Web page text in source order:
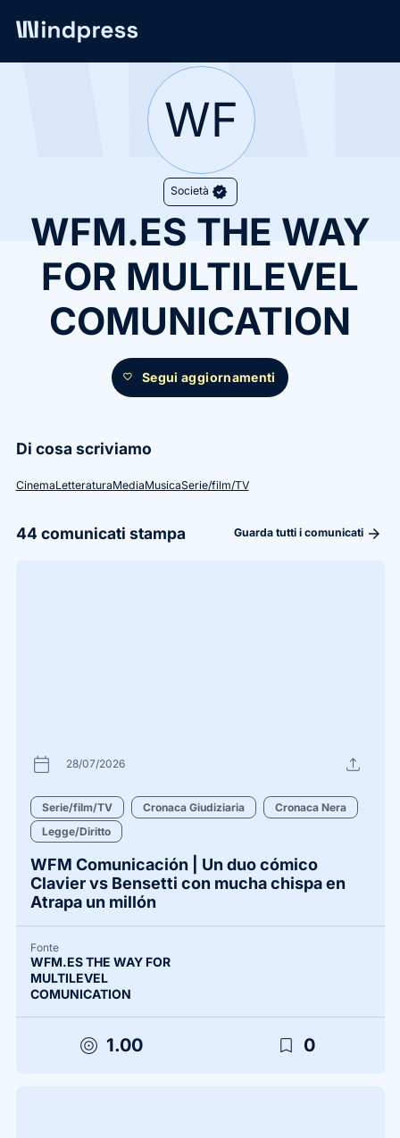
Network/Società
WF
Società verified
WFM.ES THE WAY
FOR MULTILEVEL
COMUNICATION
favorite Segui aggiornamenti
Di cosa scriviamo
CinemaLetteraturaMediaMusicaSerie/film/TV
44 comunicati stampa Guarda tutti i comunicati arrow_forward
calendar_today 28/07/2026 upload
Serie/film/TV Cronaca Giudiziaria
Cronaca Nera
Legge/Diritto
WFM Comunicación | Un duo cómico
Clavier vs Bensetti con mucha chispa en
Atrapa un millón
Fonte
WFM.ES THE WAY FOR
MULTILEVEL
COMUNICATION
target 1.00 bookmark_border 0